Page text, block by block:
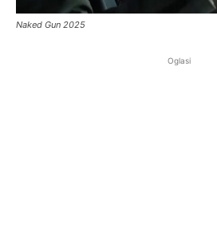
Naked Gun 2025
Oglasi